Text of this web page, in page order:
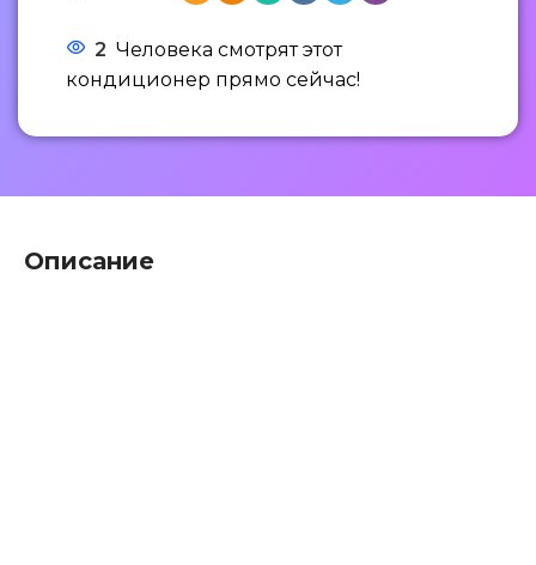
2 Человека смотрят этот
кондиционер прямо сейчас!
Описание